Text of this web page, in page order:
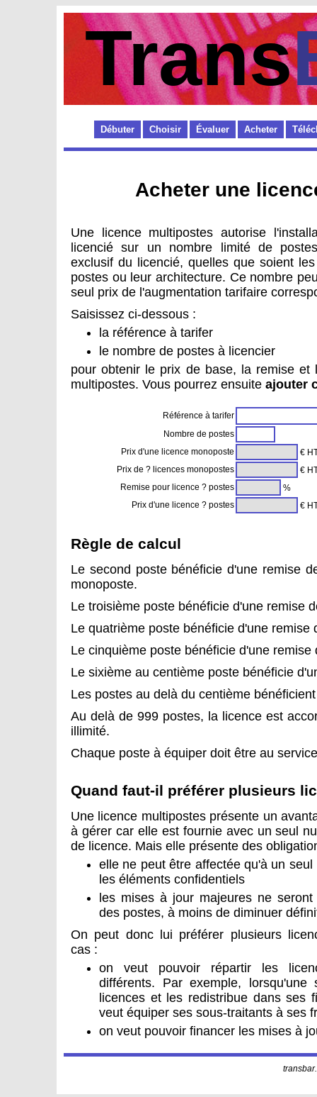
Trans
Débuter Choisir Évaluer Acheter
Acheter une
Une licence multipostes autorise
licencié sur un nombre limité de
exclusif du licencié, quelles que soient
postes ou leur architecture. Ce nombre
seul prix de l'augmentation tarifaire
Saisissez ci-dessous :
la référence à tarifer
le nombre de postes à licencier
pour obtenir le prix de base, la remise et
multipostes. Vous pourrez ensuite ajouter
Référence à tarifer
Nombre de postes
Prix d'une licence monoposte
€
Prix de ? licences monopostes
€
Remise pour licence ? postes
%
Prix d'une licence ? postes
€
Règle de calcul
Le second poste bénéficie d'une remise
monoposte.
Le troisième poste bénéficie d'une remise
Le quatrième poste bénéficie d'une remise
Le cinquième poste bénéficie d'une remise
Le sixième au centième poste bénéficie
Les postes au delà du centième
Au delà de 999 postes, la licence est
illimité.
Chaque poste à équiper doit être au
Quand faut-il préférer plusieurs
Une licence multipostes présente un
à gérer car elle est fournie avec un seul
de licence. Mais elle présente des
elle ne peut être affectée qu'à un
les éléments confidentiels
les mises à jour majeures ne
des postes, à moins de diminuer
On peut donc lui préférer plusieurs
cas :
on veut pouvoir répartir les
différents. Par exemple, lorsqu'une
licences et les redistribue dans ses
veut équiper ses sous-traitants à ses
on veut pouvoir financer les mises à